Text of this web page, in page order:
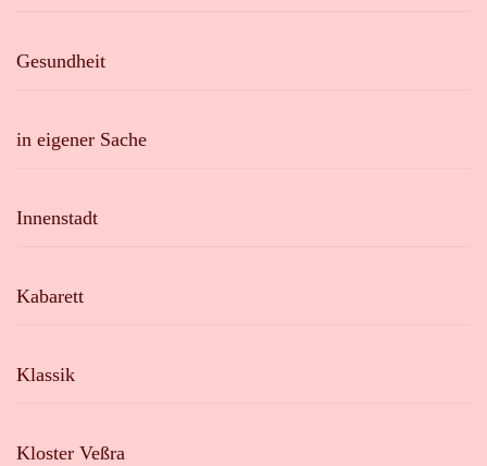
Gesundheit
in eigener Sache
Innenstadt
Kabarett
Klassik
Kloster Veßra